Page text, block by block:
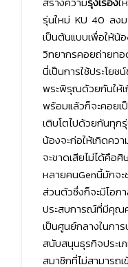
รุ่นใหม่ KU 40 ลงม
เป็นต้นแบบเพื่อให้
วิทยากรคอยถ่ายท
นี่เป็นการใช้ประโย
พระพิรุณด้วยกันให้
พร้อมแล้วก็จะคอย
เติบโตไปด้วยกันทุ
น้องจะก่อให้เกิดค
จะขาดเสียไม่ได้คื
หลายคนGenนี้มักจ
ส่วนตัวซึ่งก็จะมีโอก
ประสบการณ์ที่มีคุณ
เป็นศูนย์กลางในกา
สนับสนุนธุรกิจปร
สมาชิกที่ไม่สามารถ